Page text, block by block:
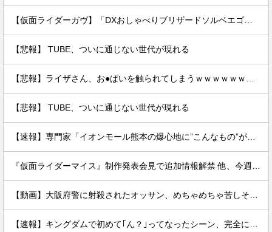
【悲報】 TUBE、ついに通じない世代が現れる
【悲報】 TUBE、ついに通じない世代が現れる